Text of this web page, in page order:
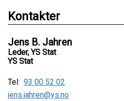
Kontakter
Jens B. Jahren
Leder, YS Stat
YS Stat
Tel: 93 00 52 02
jens.jahren@ys.no